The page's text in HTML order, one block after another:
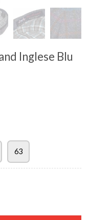
Inglese Blu
63